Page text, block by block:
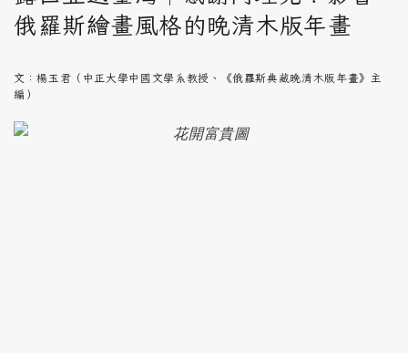
俄羅斯繪畫風格的晚清木版年畫
文：楊玉君（中正大學中國文學系教授、《俄羅斯典藏晚清木版年畫》主
編）